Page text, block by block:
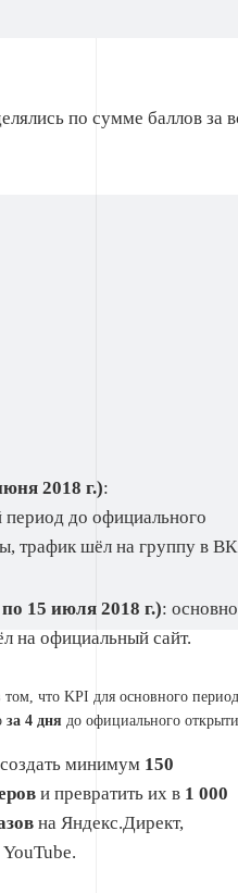
по сумме баллов за
2018 г.):
период до официального
трафик шёл на группу в
15 июля 2018 г.):
на официальный сайт.
том, что KPI для основного
за 4 дня до официального
минимум 150
и превратить их в 1 000
на Яндекс.Директ,